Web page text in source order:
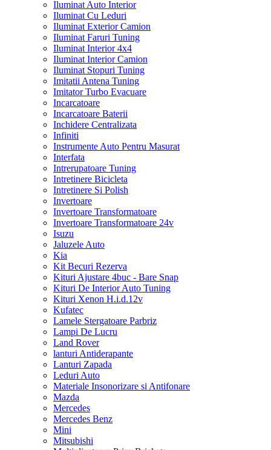
Iluminat Auto Interior
Iluminat Cu Leduri
Iluminat Exterior Camion
Iluminat Faruri Tuning
Iluminat Interior 4x4
Iluminat Interior Camion
Iluminat Stopuri Tuning
Imitatii Antena Tuning
Imitator Turbo Evacuare
Incarcatoare
Incarcatoare Baterii
Inchidere Centralizata
Infiniti
Instrumente Auto Pentru Masurat
Interfata
Intrerupatoare Tuning
Intretinere Bicicleta
Intretinere Si Polish
Invertoare
Invertoare Transformatoare
Invertoare Transformatoare 24v
Isuzu
Jaluzele Auto
Kia
Kit Becuri Rezerva
Kituri Ajustare 4buc - Bare Snap
Kituri De Interior Auto Tuning
Kituri Xenon H.i.d.12v
Kufatec
Lamele Stergatoare Parbriz
Lampi De Lucru
Land Rover
lanturi Antiderapante
Lanturi Zapada
Leduri Auto
Materiale Insonorizare si Antifonare
Mazda
Mercedes
Mercedes Benz
Mini
Mitsubishi